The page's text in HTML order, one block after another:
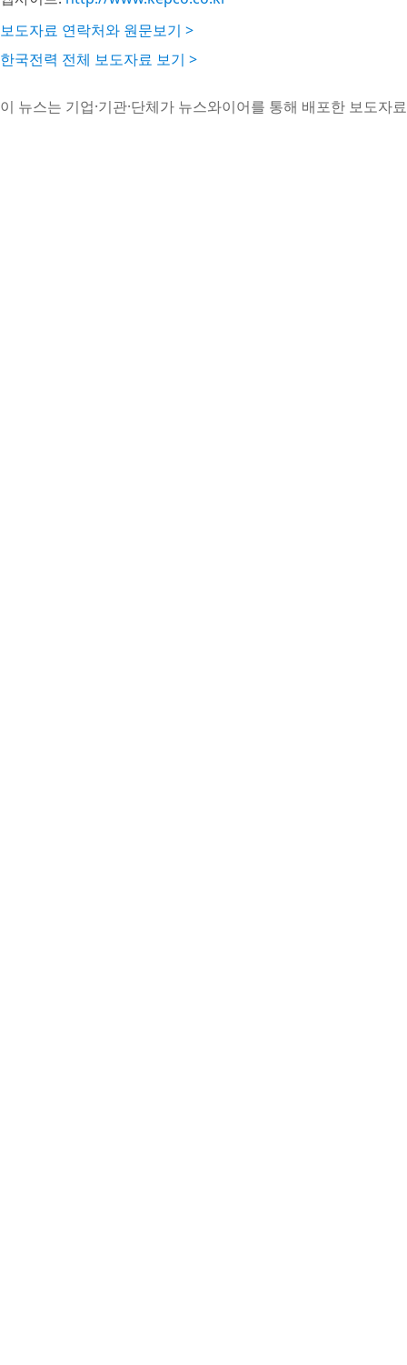
보도자료 연락처와 원문보기 >
한국전력 전체 보도자료 보기 >
이 뉴스는 기업·기관·단체가 뉴스와이어를 통해 배포한 보도자